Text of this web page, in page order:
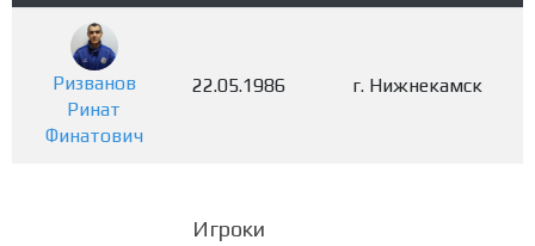
Ризванов
Ринат
Финатович
22.05.1986 г. Нижнекамск
Игроки